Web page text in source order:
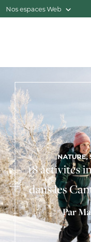
Nos espaces Web
NATURE,
18 activités
dans les
Par